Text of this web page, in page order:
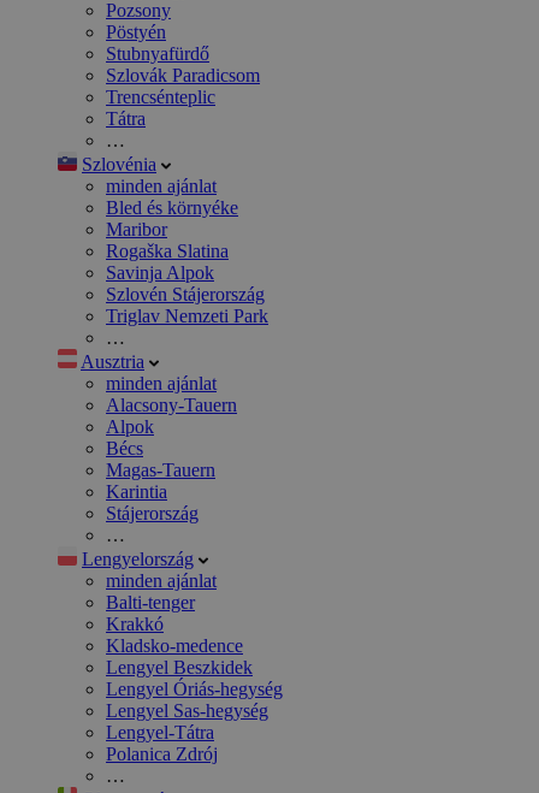
Pozsony
Pöstyén
Stubnyafürdő
Szlovák Paradicsom
Trencsénteplic
Tátra
…
Szlovénia
minden ajánlat
Bled és környéke
Maribor
Rogaška Slatina
Savinja Alpok
Szlovén Stájerország
Triglav Nemzeti Park
…
Ausztria
minden ajánlat
Alacsony-Tauern
Alpok
Bécs
Magas-Tauern
Karintia
Stájerország
…
Lengyelország
minden ajánlat
Balti-tenger
Krakkó
Kladsko-medence
Lengyel Beszkidek
Lengyel Óriás-hegység
Lengyel Sas-hegység
Lengyel-Tátra
Polanica Zdrój
…